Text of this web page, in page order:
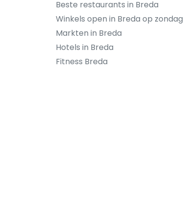
Beste restaurants in Breda
Winkels open in Breda op zondag
Markten in Breda
Hotels in Breda
Fitness Breda